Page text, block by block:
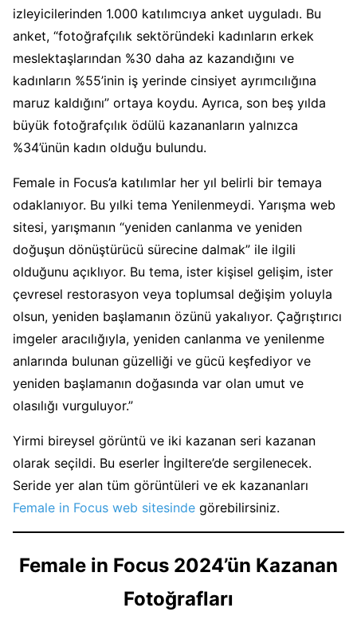
izleyicilerinden 1.000 katılımcıya anket uyguladı. Bu
anket, “fotoğrafçılık sektöründeki kadınların erkek
meslektaşlarından %30 daha az kazandığını ve
kadınların %55’inin iş yerinde cinsiyet ayrımcılığına
maruz kaldığını” ortaya koydu. Ayrıca, son beş yılda
büyük fotoğrafçılık ödülü kazananların yalnızca
%34’ünün kadın olduğu bulundu.
Female in Focus’a katılımlar her yıl belirli bir temaya
odaklanıyor. Bu yılki tema Yenilenmeydi. Yarışma web
sitesi, yarışmanın “yeniden canlanma ve yeniden
doğuşun dönüştürücü sürecine dalmak” ile ilgili
olduğunu açıklıyor. Bu tema, ister kişisel gelişim, ister
çevresel restorasyon veya toplumsal değişim yoluyla
olsun, yeniden başlamanın özünü yakalıyor. Çağrıştırıcı
imgeler aracılığıyla, yeniden canlanma ve yenilenme
anlarında bulunan güzelliği ve gücü keşfediyor ve
yeniden başlamanın doğasında var olan umut ve
olasılığı vurguluyor.”
Yirmi bireysel görüntü ve iki kazanan seri kazanan
olarak seçildi. Bu eserler İngiltere’de sergilenecek.
Seride yer alan tüm görüntüleri ve ek kazananları
Female in Focus web sitesinde görebilirsiniz.
Female in Focus 2024’ün Kazanan
Fotoğrafları